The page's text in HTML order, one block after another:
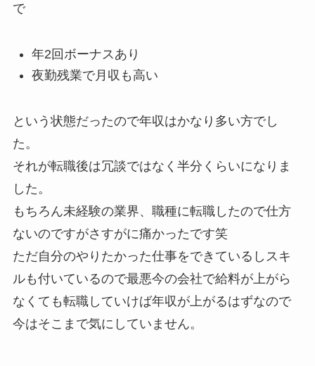
で
年2回ボーナスあり
夜勤残業で月収も高い
という状態だったので年収はかなり多い方でし
た。
それが転職後は冗談ではなく半分くらいになりま
した。
もちろん未経験の業界、職種に転職したので仕方
ないのですがさすがに痛かったです笑
ただ自分のやりたかった仕事をできているしスキ
ルも付いているので最悪今の会社で給料が上がら
なくても転職していけば年収が上がるはずなので
今はそこまで気にしていません。